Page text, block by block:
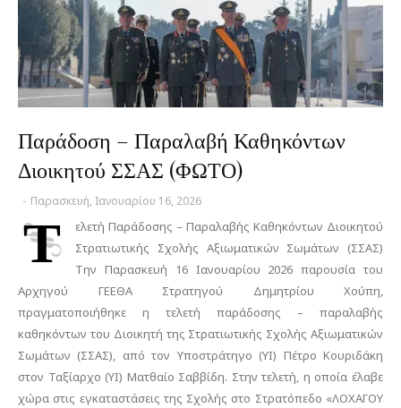
Παράδοση – Παραλαβή Καθηκόντων
Διοικητού ΣΣΑΣ (ΦΩΤΟ)
- Παρασκευή, Ιανουαρίου 16, 2026
Τ
ελετή Παράδοσης – Παραλαβής Καθηκόντων Διοικητού
Στρατιωτικής Σχολής Αξιωματικών Σωμάτων (ΣΣΑΣ)
Την Παρασκευή 16 Ιανουαρίου 2026 παρουσία του
Αρχηγού ΓΕΕΘΑ Στρατηγού Δημητρίου Χούπη,
πραγματοποιήθηκε η τελετή παράδοσης – παραλαβής
καθηκόντων του Διοικητή της Στρατιωτικής Σχολής Αξιωματικών
Σωμάτων (ΣΣΑΣ), από τον Υποστράτηγο (ΥΙ) Πέτρο Κουριδάκη
στον Ταξίαρχο (ΥΙ) Ματθαίο Σαββίδη. Στην τελετή, η οποία έλαβε
χώρα στις εγκαταστάσεις της Σχολής στο Στρατόπεδο «ΛΟΧΑΓΟΥ